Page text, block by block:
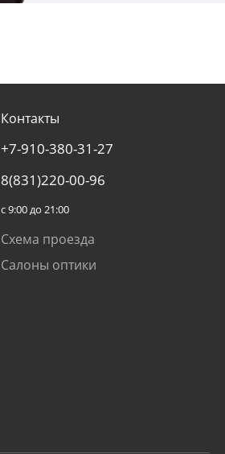
Контакты
+7-910-380-31-27
8(831)220-00-96
с 9:00 до 21:00
Схема проезда
Салоны оптики